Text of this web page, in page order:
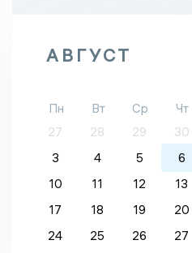
АВГУСТ
Пн Вт Ср Чт
27
28 29 30
3
4 5 6
10
11 12 13
17
18 19 20
24
25 26 27